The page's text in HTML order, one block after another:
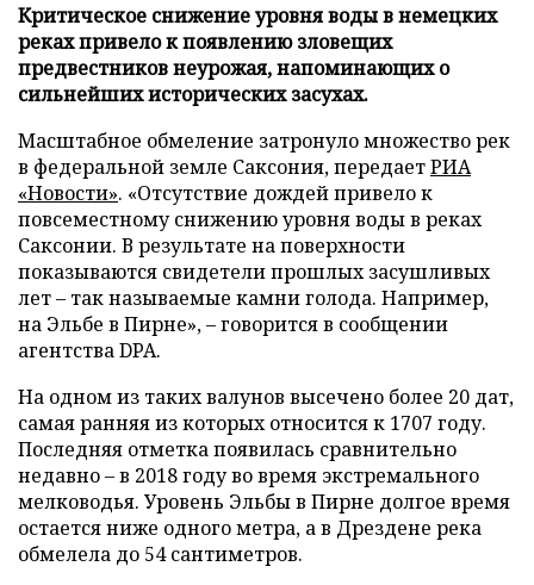
Критическое снижение уровня воды в немецких
реках привело к появлению зловещих
предвестников неурожая, напоминающих о
сильнейших исторических засухах.
Масштабное обмеление затронуло множество рек
в федеральной земле Саксония, передаетРИА
«Новости». «Отсутствие дождей привело к
повсеместному снижению уровня воды в реках
Саксонии. В результате на поверхности
показываются свидетели прошлых засушливых
лет – так называемые камни голода. Например,
на Эльбе в Пирне», – говорится в сообщении
агентства DPA.
На одном из таких валунов высечено более 20 дат,
самая ранняя из которых относится к 1707 году.
Последняя отметка появилась сравнительно
недавно – в 2018 году во время экстремального
мелководья. Уровень Эльбы в Пирне долгое время
остается ниже одного метра, а в Дрездене река
обмелела до 54 сантиметров.